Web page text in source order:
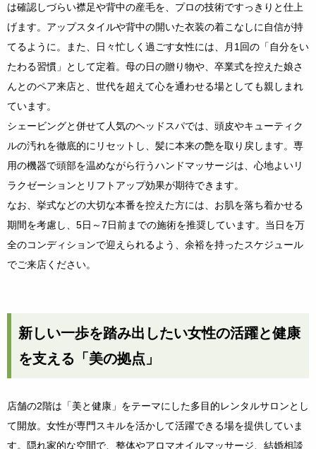
は確認しづらい襟足や背中の産毛を、プロの技術ですっきりと仕上
げます。アップスタイルや背中の開いた衣装の着こなしに自信が持
てるように。また、日々忙しく過ごす女性には、月1回の「自分をい
たわる習慣」として定着。母の日の贈り物や、卒業式を控えた娘さ
んとのペア来店と、世代を超えて心を通わせる場としても親しまれ
ています。
シェービングと併せて人気のヘッドスパでは、頭皮やキューティク
ルの汚れを徹底的にリセットし、髪に本来の艶を取り戻します。専
用の機器で頭部を温めながら行うハンドマッサージは、心地よいリ
ラクゼーションとリフトアップ効果が期待できます。
なお、挙式などの大切な本番を控えた方には、お肌を落ち着かせる
期間を考慮し、5日～7日前までの施術を推奨しています。当日を万
全のコンディションで迎えられるよう、余裕を持ったスケジュール
でご来店ください。
新しい一歩を踏み出したい女性の活躍と健康
を支える「美の拠点」
店舗の2階は「美と健康」をテーマにした多目的レンタルサロンとし
て開放。女性が専門スキルを活かして活躍できる場を提供していま
す。隠れ家的な空間で、整体やアロマオイルマッサージ、結婚相談